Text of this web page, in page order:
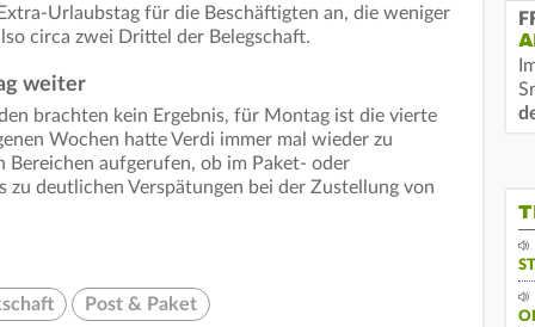
Urlaubstag für die Beschäftigten an, die weniger
circa zwei Drittel der Belegschaft.
weiter
brachten kein Ergebnis, für Montag ist die vierte
Wochen hatte Verdi immer mal wieder zu
aufgerufen, ob im Paket- oder
deutlichen Verspätungen bei der Zustellung von
Post & Paket